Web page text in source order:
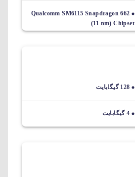
Qualcomm SM6115 Snapdragon 662
(11 nm) Chipset
128 گیگابایت
4 گیگابایت